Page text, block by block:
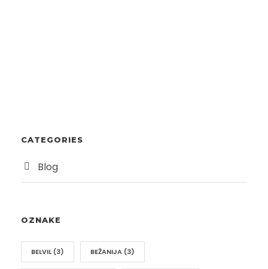
CATEGORIES
Blog
OZNAKE
BELVIL (3) BEŽANIJA (3)